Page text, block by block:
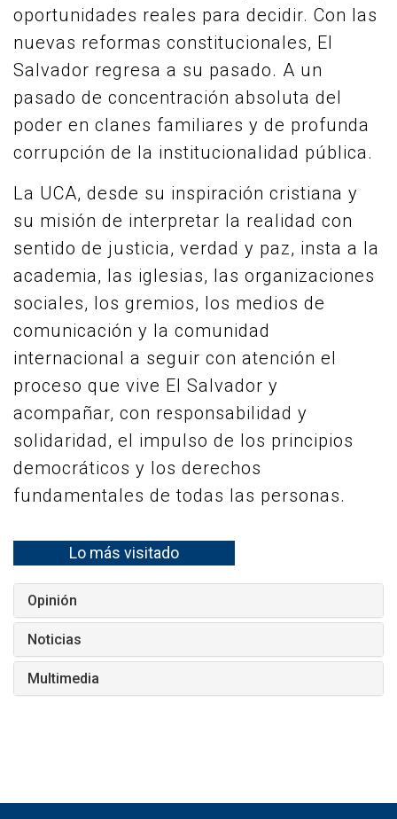
oportunidades reales para decidir. Con las
nuevas reformas constitucionales, El
Salvador regresa a su pasado. A un
pasado de concentración absoluta del
poder en clanes familiares y de profunda
corrupción de la institucionalidad pública.
La UCA, desde su inspiración cristiana y
su misión de interpretar la realidad con
sentido de justicia, verdad y paz, insta a la
academia, las iglesias, las organizaciones
sociales, los gremios, los medios de
comunicación y la comunidad
internacional a seguir con atención el
proceso que vive El Salvador y
acompañar, con responsabilidad y
solidaridad, el impulso de los principios
democráticos y los derechos
fundamentales de todas las personas.
Lo más visitado
Opinión
Noticias
Multimedia